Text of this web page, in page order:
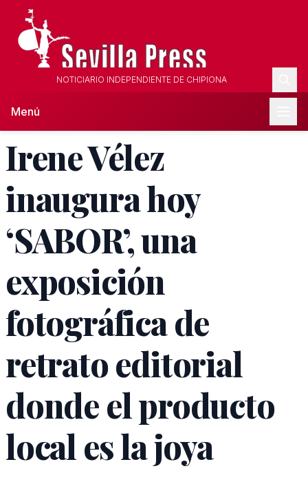
NOTICIARIO INDEPENDIENTE DE CHIPIONA
Menú
Irene Vélez
inaugura hoy
‘SABOR’, una
exposición
fotográfica de
retrato editorial
donde el producto
local es la joya